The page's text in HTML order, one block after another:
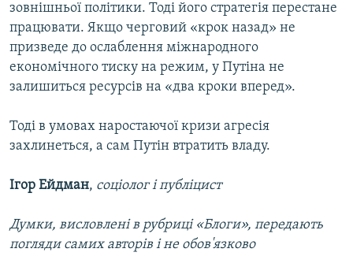
зовнішньої політики. Тоді його стратегія перестане
працювати. Якщо черговий «крок назад» не
призведе до ослаблення міжнародного
економічного тиску на режим, у Путіна не
залишиться ресурсів на «два кроки вперед».
Тоді в умовах наростаючої кризи агресія
захлинеться, а сам Путін втратить владу.
Ігор Ейдман, соціолог і публіцист
Думки, висловлені в рубриці «Блоги», передають
погляди самих авторів і не обов'язково